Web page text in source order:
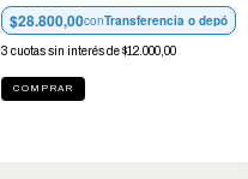
$28.800,00conTransferencia o depósito
3 cuotas sin interés de$12.000,00
COMPRAR